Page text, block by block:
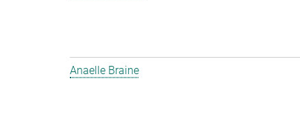
Anaelle Braine